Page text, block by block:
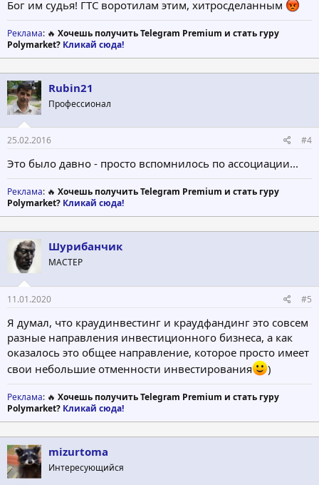
Бог им судья! ГТС воротилам этим, хитросделанным
Реклама: 🔥 Хочешь получить Telegram Premium и стать гуру
Polymarket? Кликай сюда!
Rubin21
Профессионал
25.02.2016 #4
Это было давно - просто вспомнилось по ассоциации...
Реклама: 🔥 Хочешь получить Telegram Premium и стать гуру
Polymarket? Кликай сюда!
Шурибанчик
МАСТЕР
11.01.2020 #5
Я думал, что краудинвестинг и краудфандинг это совсем
разные направления инвестиционного бизнеса, а как
оказалось это общее направление, которое просто имеет
свои небольшие отменности инвестирования
)
Реклама: 🔥 Хочешь получить Telegram Premium и стать гуру
Polymarket? Кликай сюда!
mizurtoma
Интересующийся